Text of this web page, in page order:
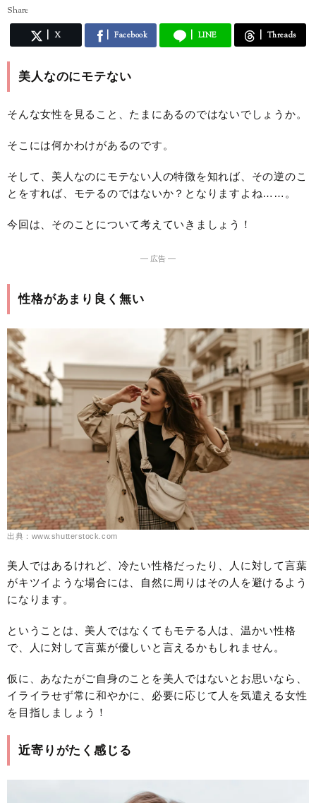
Share
X Facebook LINE Threads
美人なのにモテない
そんな女性を見ること、たまにあるのではないでしょうか。
そこには何かわけがあるのです。
そして、美人なのにモテない人の特徴を知れば、その逆のこ
とをすれば、モテるのではないか？となりますよね……。
今回は、そのことについて考えていきましょう！
― 広告 ―
性格があまり良く無い
出典：www.shutterstock.com
美人ではあるけれど、冷たい性格だったり、人に対して言葉
がキツイような場合には、自然に周りはその人を避けるよう
になります。
ということは、美人ではなくてもモテる人は、温かい性格
で、人に対して言葉が優しいと言えるかもしれません。
仮に、あなたがご自身のことを美人ではないとお思いなら、
イライラせず常に和やかに、必要に応じて人を気遣える女性
を目指しましょう！
近寄りがたく感じる